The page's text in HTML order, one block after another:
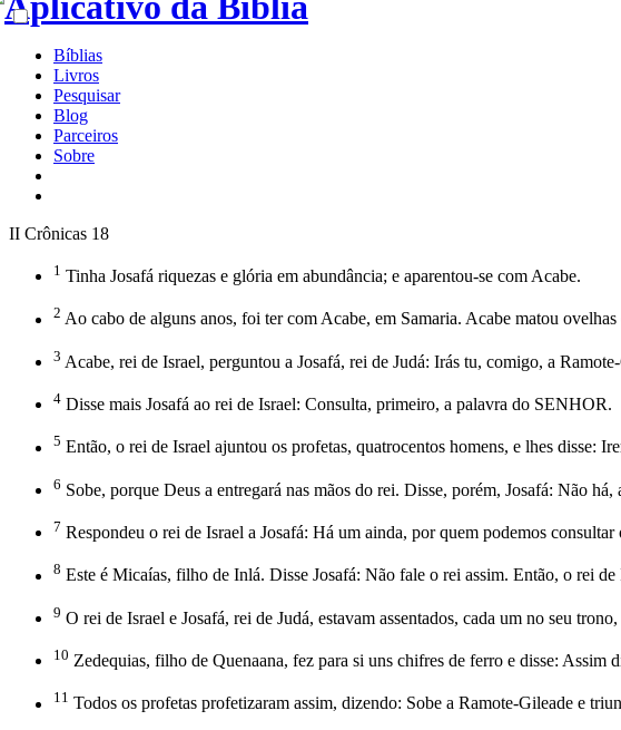
Bíblias
Livros
Pesquisar
Blog
Parceiros
Sobre
II Crônicas 18
1 Tinha Josafá riquezas e glória em abundância; e aparentou-se com Acabe.
2 Ao cabo de alguns anos, foi ter com Acabe, em Samaria. Acabe matou
3 Acabe, rei de Israel, perguntou a Josafá, rei de Judá: Irás tu, comigo, a
4 Disse mais Josafá ao rei de Israel: Consulta, primeiro, a palavra do SENHOR.
5 Então, o rei de Israel ajuntou os profetas, quatrocentos homens, e lhes disse:
6 Sobe, porque Deus a entregará nas mãos do rei. Disse, porém, Josafá: Não
7 Respondeu o rei de Israel a Josafá: Há um ainda, por quem podemos
8 Este é Micaías, filho de Inlá. Disse Josafá: Não fale o rei assim. Então, o rei
9 O rei de Israel e Josafá, rei de Judá, estavam assentados, cada um no seu
10 Zedequias, filho de Quenaana, fez para si uns chifres de ferro e disse:
11 Todos os profetas profetizaram assim, dizendo: Sobe a Ramote-Gileade e